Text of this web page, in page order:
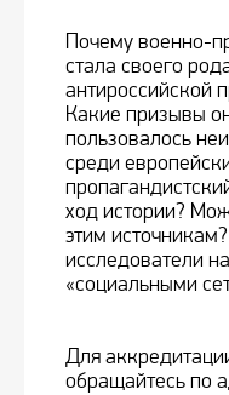
Почему военно-
стала своего
антироссийской
Какие призывы
пользовалось
среди
ход истории?
этим
исследователи
«социальными
Для
обращайтесь по